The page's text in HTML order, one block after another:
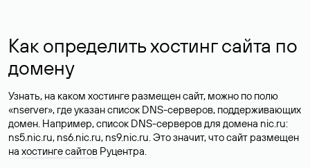
Как определить хостинг сайта по
домену
Узнать, на каком хостинге размещен сайт, можно по полю
«nserver», где указан список DNS-серверов, поддерживающих
домен. Например, список DNS-серверов для домена nic.ru:
ns5.nic.ru, ns6.nic.ru, ns9.nic.ru. Это значит, что сайт размещен
на хостинге сайтов Руцентра.